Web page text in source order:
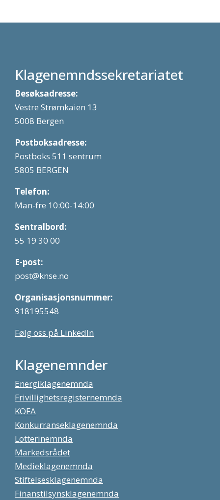
Klagenemndssekretariatet
Besøksadresse:
Vestre Strømkaien 13
5008 Bergen
Postboksadresse:
Postboks 511 sentrum
5805 BERGEN
Telefon:
Man-fre 10:00-14:00
Sentralbord:
55 19 30 00
E-post:
post@knse.no
Organisasjonsnummer:
918195548
Følg oss på LinkedIn
Klagenemnder
Energiklagenemnda
Frivillighetsregisternemnda
KOFA
Konkurranseklagenemnda
Lotterinemnda
Markedsrådet
Medieklagenemnda
Stiftelsesklagenemnda
Finanstilsynsklagenemnda